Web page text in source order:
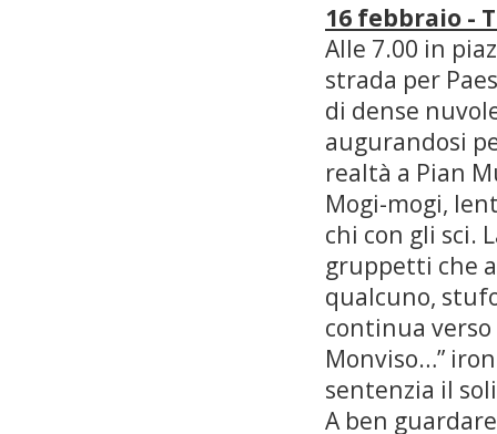
16 febbraio -
Alle 7.00 in
strada per
di dense
augurandosi
realtà a Pian
Mogi-mogi,
chi con gli sci.
gruppetti che
qualcuno,
continua
Monviso…”
sentenzia il
A ben